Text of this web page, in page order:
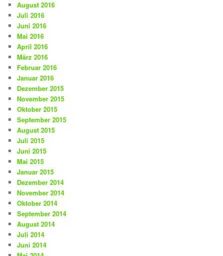
August 2016
Juli 2016
Juni 2016
Mai 2016
April 2016
März 2016
Februar 2016
Januar 2016
Dezember 2015
November 2015
Oktober 2015
September 2015
August 2015
Juli 2015
Juni 2015
Mai 2015
Januar 2015
Dezember 2014
November 2014
Oktober 2014
September 2014
August 2014
Juli 2014
Juni 2014